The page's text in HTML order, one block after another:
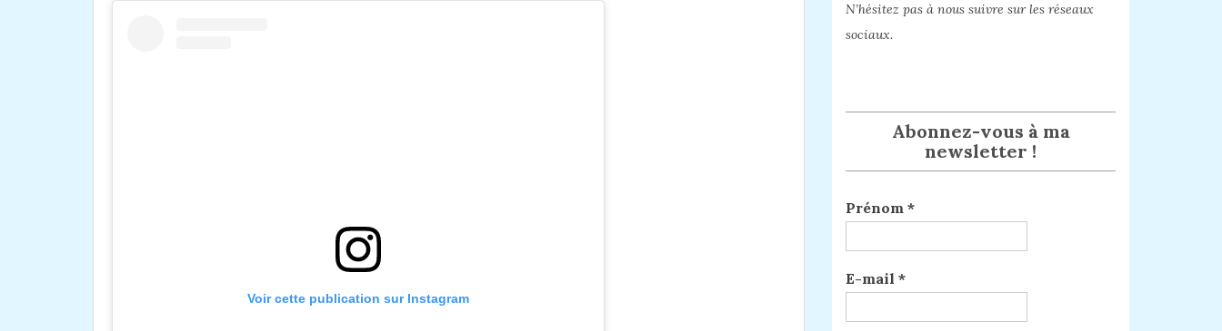
Voir cette publication sur Instagram
N’hésitez pas à nous suivre sur les réseaux
sociaux.
Abonnez-vous à ma
newsletter !
Prénom *
E-mail *